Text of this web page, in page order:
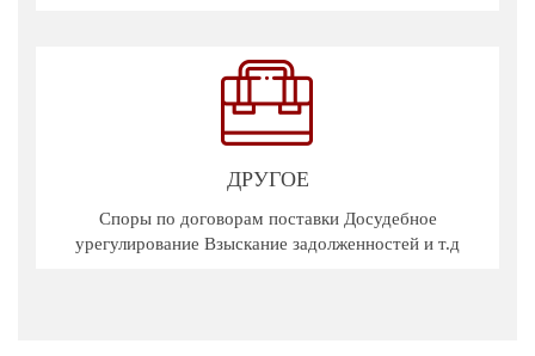
ДРУГОЕ
Споры по договорам поставки Досудебное
урегулирование Взыскание задолженностей и т.д